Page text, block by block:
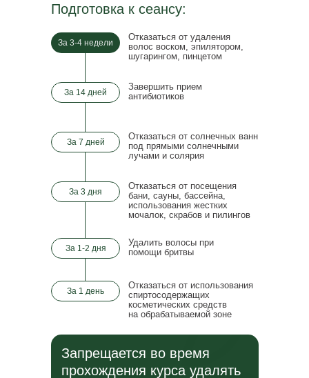
За 3-4 недели
За 7 дней
За 1-2 дня
За 14 дней
За 3 дня
За 1 день
Отказаться от удаления
волос воском, эпилятором,
шугарингом, пинцетом
Отказаться от солнечных ванн
под прямыми солнечными
лучами и солярия
Завершить прием
антибиотиков
Отказаться от посещения
бани, сауны, бассейна,
использования жестких
мочалок, скрабов и пилингов
Отказаться от использования
спиртосодержащих
косметических средств
на обрабатываемой зоне
Удалить волосы при
помощи бритвы
Запрещается во время
прохождения курса удалять
Подготовка к сеансу: